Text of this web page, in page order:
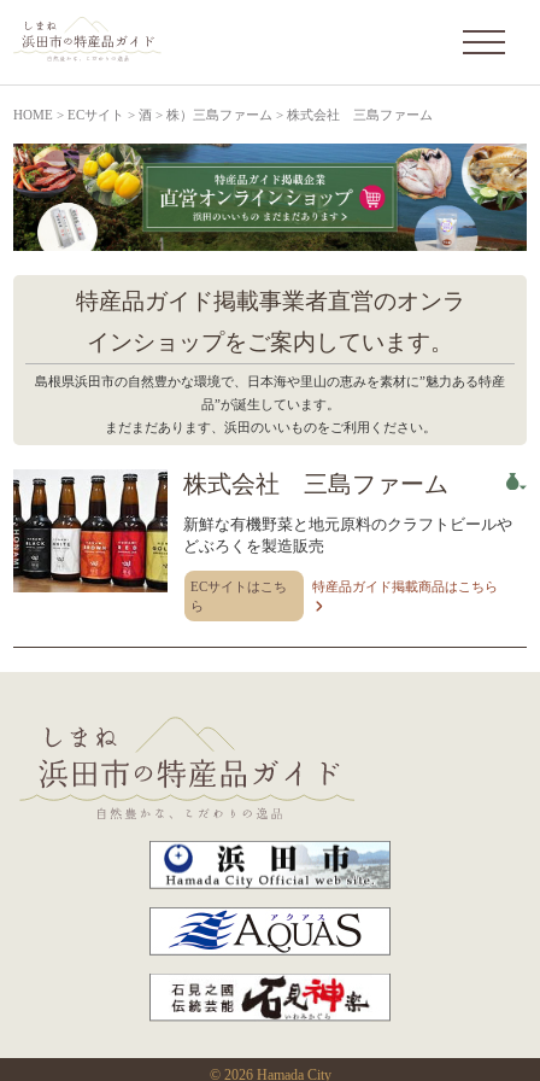
HOME >ECサイト >酒 >株）三島ファーム >株式会社 三島ファーム
特産品ガイド掲載事業者直営のオンラ
インショップをご案内しています。
島根県浜田市の自然豊かな環境で、日本海や里山の恵みを素材に”魅力ある特産
品”が誕生しています。
まだまだあります、浜田のいいものをご利用ください。
株式会社 三島ファーム
新鮮な有機野菜と地元原料のクラフトビールや
どぶろくを製造販売
ECサイトはこち
ら
特産品ガイド掲載商品はこちら
© 2026 Hamada City